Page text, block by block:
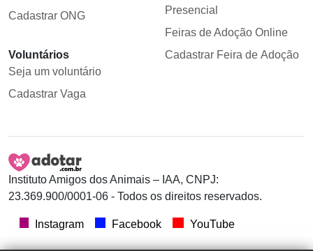
Cadastrar ONG
Voluntários
Seja um voluntário
Cadastrar Vaga
Presencial
Feiras de Adoção Online
Cadastrar Feira de Adoção
Instituto Amigos dos Animais – IAA, CNPJ:
23.369.900/0001-06 - Todos os direitos reservados.
Instagram Facebook YouTube